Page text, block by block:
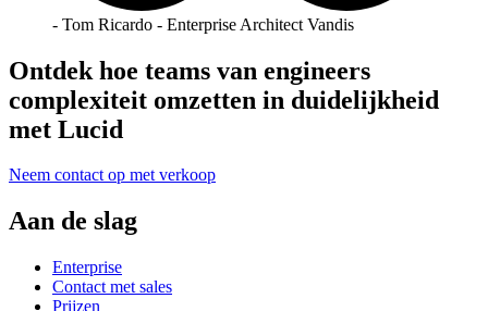
- Tom Ricardo - Enterprise Architect Vandis
Ontdek hoe teams van engineers
complexiteit omzetten in duidelijkheid
met Lucid
Neem contact op met verkoop
Aan de slag
Enterprise
Contact met sales
Prijzen